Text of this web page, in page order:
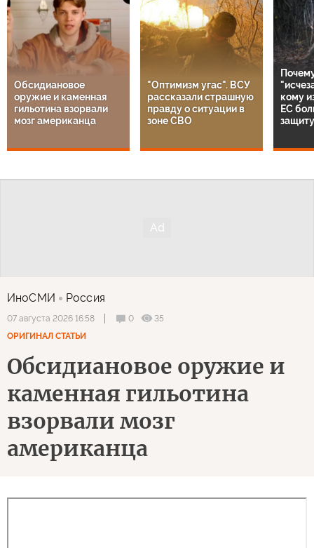
Обсидиановое
оружие и каменная
гильотина взорвали
мозг американца
"Оптимизм угас". ВСУ
рассказали страшную
правду о ситуации в
зоне СВО
кому
ЕС
ИноСМИ Россия
07 августа 2026 16:58 0
35
ОРИГИНАЛ СТАТЬИ
Обсидиановое оружие и
каменная гильотина
взорвали мозг
американца